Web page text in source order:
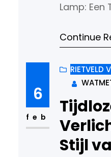
Lamp: Een
door de
ontwerper
een
des tijds
zijn
vormen
esthetiek
Continue
6
feb
RIETVELD
Stijl